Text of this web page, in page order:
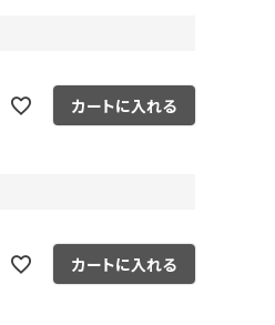
雑貨・ギフト・食品カートに入れる
カートに入れる